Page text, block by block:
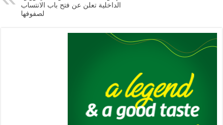
p
الداخلية تعلن عن فتح باب الانتساب
لصفوفها